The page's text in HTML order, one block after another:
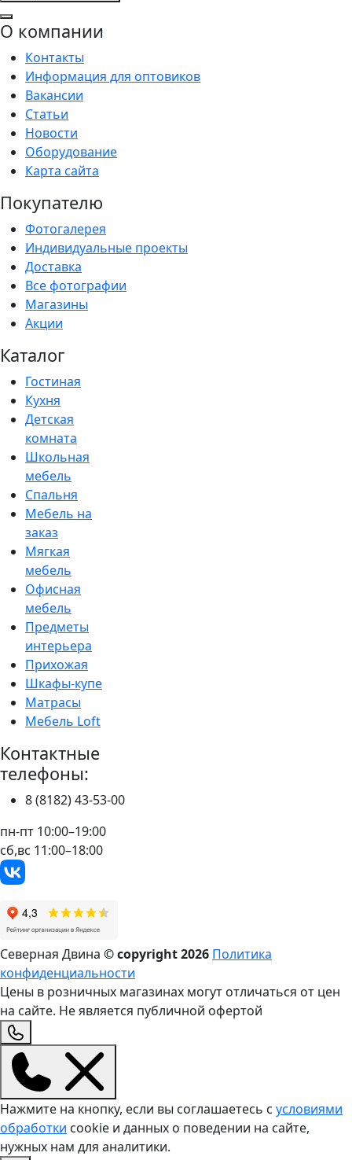
О компании
Контакты
Информация для оптовиков
Вакансии
Статьи
Новости
Оборудование
Карта сайта
Покупателю
Фотогалерея
Индивидуальные проекты
Доставка
Все фотографии
Магазины
Акции
Каталог
Гостиная
Кухня
Детская
комната
Школьная
мебель
Спальня
Мебель на
заказ
Мягкая
мебель
Офисная
мебель
Предметы
интерьера
Прихожая
Шкафы-купе
Матрасы
Мебель Loft
Контактные
телефоны:
8 (8182) 43-53-00
пн-пт 10:00–19:00
сб,вс 11:00–18:00
Северная Двина © copyright2026 Политика
конфиденциальности
Цены в розничных магазинах могут отличаться от цен
на сайте. Не является публичной офертой
Нажмите на кнопку, если вы соглашаетесь с условиями
обработки cookie и данных о поведении на сайте,
нужных нам для аналитики.